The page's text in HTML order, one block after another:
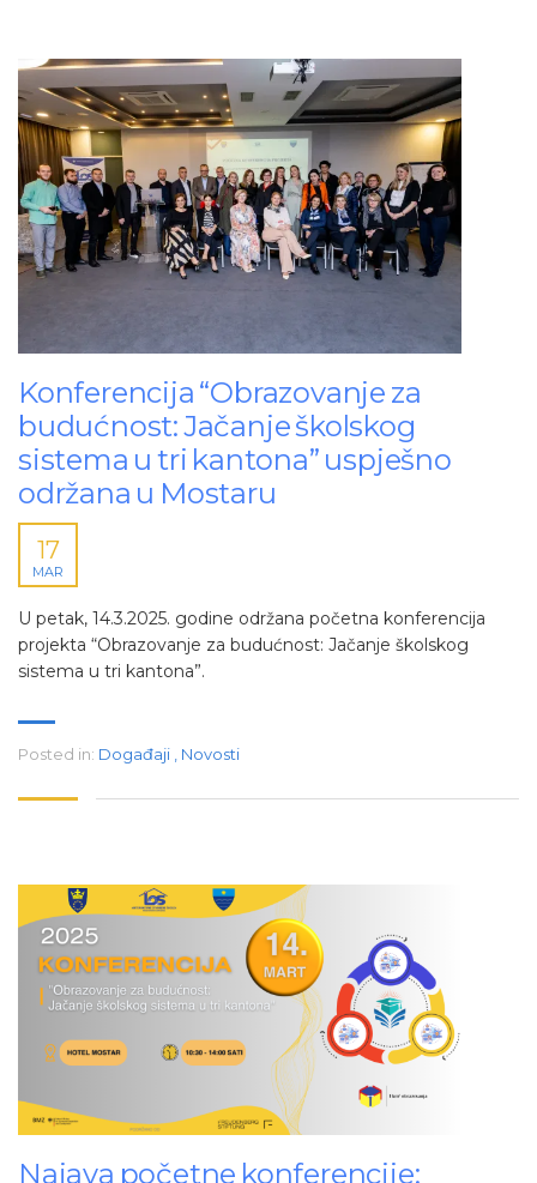
Konferencija “Obrazovanje za
budućnost: Jačanje školskog
sistema u tri kantona” uspješno
održana u Mostaru
17
MAR
U petak, 14.3.2025. godine održana početna konferencija
projekta “Obrazovanje za budućnost: Jačanje školskog
sistema u tri kantona”.
Posted in: Događaji , Novosti
Najava početne konferencije: